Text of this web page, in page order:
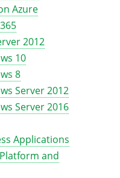
Azure
2012
10
8
Server 2012
Server 2016
Applications
and